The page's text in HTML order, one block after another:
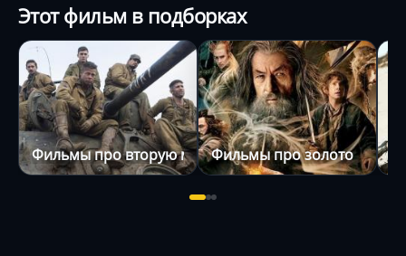
Этот фильм в подборках
Фильмы про вторую мировую войну
Фильмы про золото